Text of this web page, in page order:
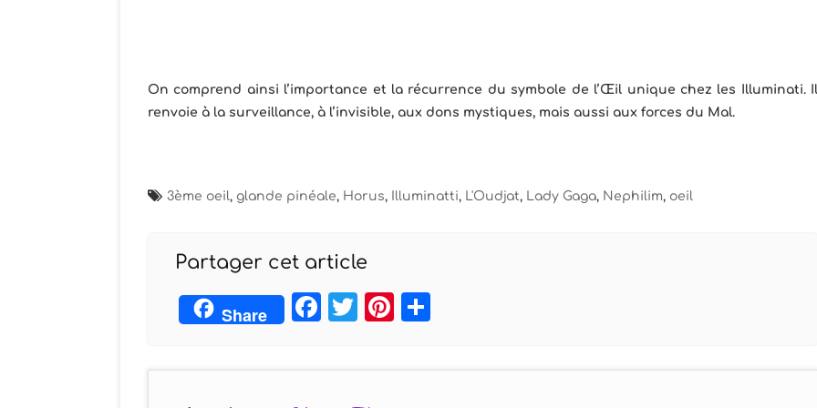
On comprend ainsi l’importance et la récurrence du symbole de l’Œil unique chez les Illuminati.
renvoie à la surveillance, à l’invisible, aux dons mystiques, mais aussi aux forces du Mal.
3ème oeil, glande pinéale, Horus, Illuminatti, L'Oudjat, Lady Gaga, Nephilim, oeil
Partager cet article
Share Facebook
TwitterPinterest